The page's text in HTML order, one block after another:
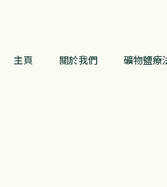
主頁 關於我們 礦物鹽療